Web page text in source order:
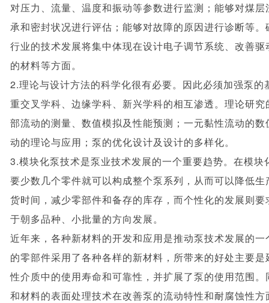
对压力、流量、温度和振动等参数进行监测；能够对煤
承和密封状况进行评估；能够对故障的原因进行诊断等
行业的技术发展将集中体现在设计电子调节系统、改善
的材料等方面。
2.理论与设计方法的科学化很有必要。因此必须加强泵的
重交叉学科、边缘学科、新兴学科的相互渗透。理论研
部流动的测量、数值模拟及性能预测；一元黏性流动的
动的理论与应用；泵的优化设计及设计的多样化。
3.模块化泵技术是泵业技术发展的一个重要趋势。在模块
要少数几个零件就可以构成整个泵系列，从而可以降低
货时间，减少零部件和备存的库存，而个性化的发展则
于朝多品种、小批量的方向发展。
近年来，各种新材料的开发和应用是推动泵技术发展的
的零部件采用了各种各样的新材料，所带来的好处主要
性介质中的使用寿命和可靠性，并扩展了泵的使用范围
和材料的表面处理技术在改善泵的流动特性和耐腐蚀性